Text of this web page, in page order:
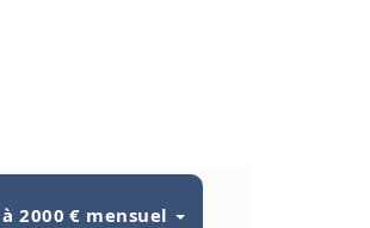
2000 € mensuel